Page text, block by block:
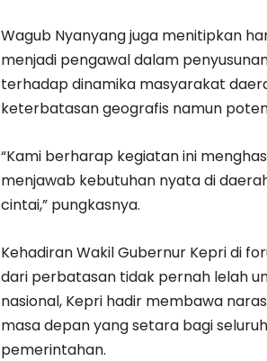
Wagub Nyanyang juga menitipkan
menjadi pengawal dalam
terhadap dinamika masyarakat
keterbatasan geografis namun
“Kami berharap kegiatan ini
menjawab kebutuhan nyata di
cintai,” pungkasnya.
Kehadiran Wakil Gubernur Kepri di
dari perbatasan tidak pernah lelah
nasional, Kepri hadir membawa
masa depan yang setara bagi
pemerintahan.